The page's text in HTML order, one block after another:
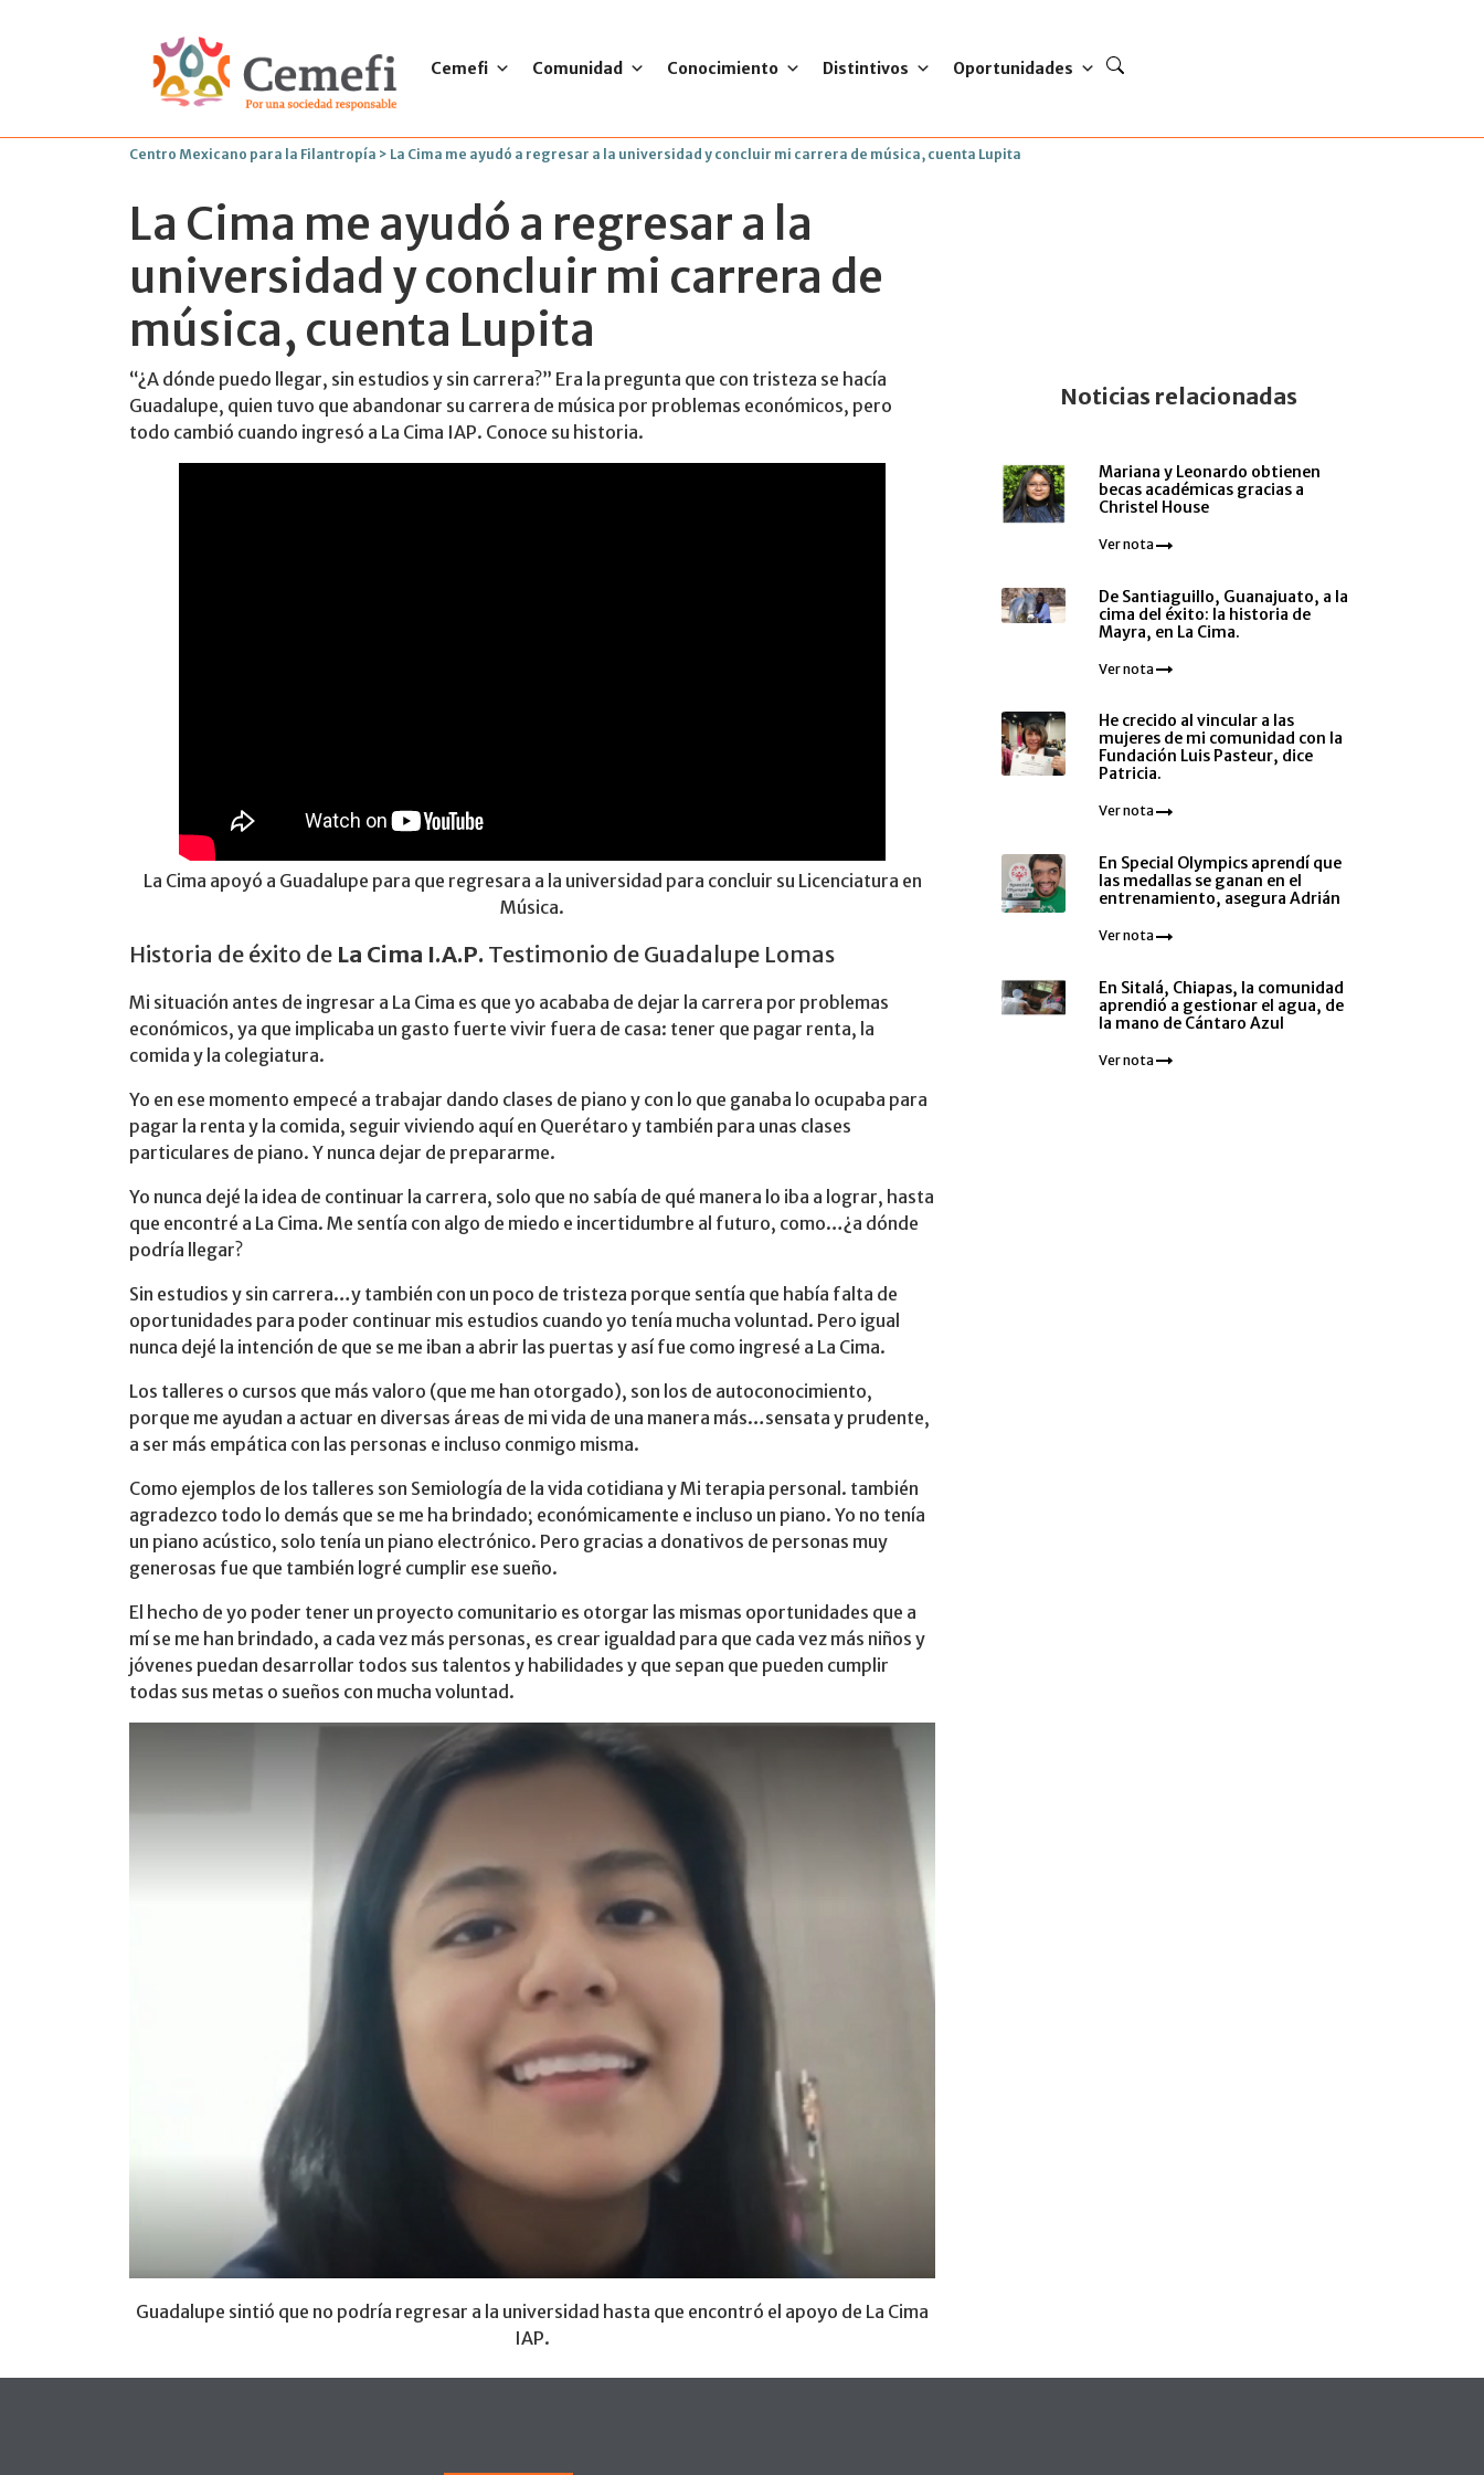
Cemefi Comunidad Conocimiento Distintivos Oportunidades
Centro Mexicano para la Filantropía > La Cima me ayudó a regresar a la universidad y concluir mi carrera de música, cuenta Lupita
La Cima me ayudó a regresar a la
universidad y concluir mi carrera de
música, cuenta Lupita
“¿A dónde puedo llegar, sin estudios y sin carrera?” Era la pregunta que con tristeza se hacía
Guadalupe, quien tuvo que abandonar su carrera de música por problemas económicos, pero
todo cambió cuando ingresó a La Cima IAP. Conoce su historia.
La Cima apoyó a Guadalupe para que regresara a la universidad para concluir su Licenciatura en
Música.
Historia de éxito de La Cima I.A.P. Testimonio de Guadalupe Lomas
Mi situación antes de ingresar a La Cima es que yo acababa de dejar la carrera por problemas
económicos, ya que implicaba un gasto fuerte vivir fuera de casa: tener que pagar renta, la
comida y la colegiatura.
Yo en ese momento empecé a trabajar dando clases de piano y con lo que ganaba lo ocupaba para
pagar la renta y la comida, seguir viviendo aquí en Querétaro y también para unas clases
particulares de piano. Y nunca dejar de prepararme.
Yo nunca dejé la idea de continuar la carrera, solo que no sabía de qué manera lo iba a lograr, hasta
que encontré a La Cima. Me sentía con algo de miedo e incertidumbre al futuro, como…¿a dónde
podría llegar?
Sin estudios y sin carrera…y también con un poco de tristeza porque sentía que había falta de
oportunidades para poder continuar mis estudios cuando yo tenía mucha voluntad. Pero igual
nunca dejé la intención de que se me iban a abrir las puertas y así fue como ingresé a La Cima.
Los talleres o cursos que más valoro (que me han otorgado), son los de autoconocimiento,
porque me ayudan a actuar en diversas áreas de mi vida de una manera más…sensata y prudente,
a ser más empática con las personas e incluso conmigo misma.
Como ejemplos de los talleres son Semiología de la vida cotidiana y Mi terapia personal. también
agradezco todo lo demás que se me ha brindado; económicamente e incluso un piano. Yo no tenía
un piano acústico, solo tenía un piano electrónico. Pero gracias a donativos de personas muy
generosas fue que también logré cumplir ese sueño.
El hecho de yo poder tener un proyecto comunitario es otorgar las mismas oportunidades que a
mí se me han brindado, a cada vez más personas, es crear igualdad para que cada vez más niños y
jóvenes puedan desarrollar todos sus talentos y habilidades y que sepan que pueden cumplir
todas sus metas o sueños con mucha voluntad.
Guadalupe sintió que no podría regresar a la universidad hasta que encontró el apoyo de La Cima
IAP.
Noticias relacionadas
Mariana y Leonardo obtienen
becas académicas gracias a
Christel House
Ver nota
De Santiaguillo, Guanajuato, a la
cima del éxito: la historia de
Mayra, en La Cima.
Ver nota
He crecido al vincular a las
mujeres de mi comunidad con la
Fundación Luis Pasteur, dice
Patricia.
Ver nota
En Special Olympics aprendí que
las medallas se ganan en el
entrenamiento, asegura Adrián
Ver nota
En Sitalá, Chiapas, la comunidad
aprendió a gestionar el agua, de
la mano de Cántaro Azul
Ver nota